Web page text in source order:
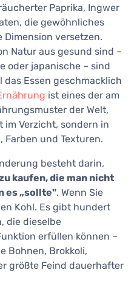
Paprika, Ingwer
die gewöhnliches
Dimension versetzen.
Natur aus gesund sind –
oder japanische – sind
Essen geschmacklich
ist eines der am
der Welt,
Verzicht, sondern in
Farben und Texturen.
besteht darin,
kaufen, die man nicht
es „sollte". Wenn Sie
Kohl. Es gibt hundert
die dieselbe
erfüllen können –
Bohnen, Brokkoli,
größte Feind dauerhafter